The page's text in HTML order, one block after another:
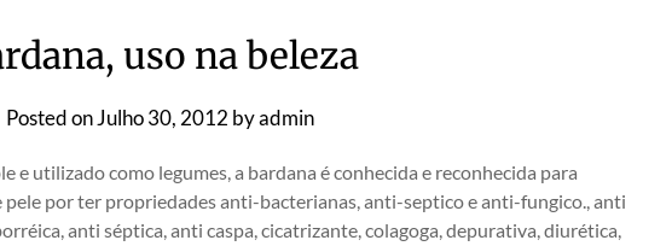
uso na beleza
Posted onJulho 30, 2012 byadmin
e utilizado como legumes, a bardana é conhecida e reconhecida para
por ter propriedades anti-bacterianas, anti-septico e anti-fungico., anti
anti séptica, anti caspa, cicatrizante, colagoga, depurativa, diurética,